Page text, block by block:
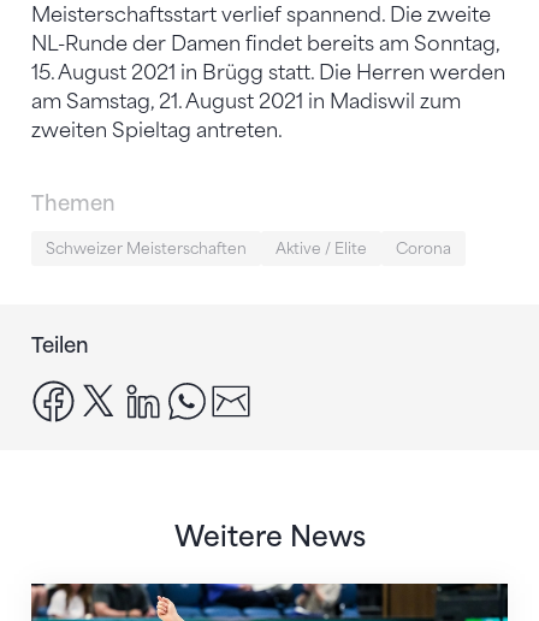
Meisterschaftsstart verlief spannend. Die zweite
NL-Runde der Damen findet bereits am Sonntag,
15. August 2021 in Brügg statt. Die Herren werden
am Samstag, 21. August 2021 in Madiswil zum
zweiten Spieltag antreten.
Themen
Schweizer Meisterschaften Aktive / Elite Corona
Teilen
facebook
x linkedinwhatsapp
Weitere News
Nächster Halt: Weltmeisterschaft